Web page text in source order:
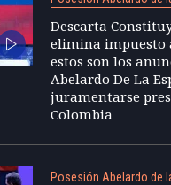
Descarta
elimina impuesto
estos son los
Abelardo De La
juramentarse
Colombia
Posesión Abelardo de